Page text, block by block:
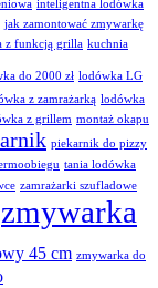
inteligentna lodówka
jak zamontować zmywarkę
z funkcją grilla kuchnia
do 2000 zł lodówka LG
z zamrażarką lodówka
z grillem montaż okapu
piekarnik do pizzy
tania lodówka
zamrażarki szufladowe
zmywarka
45 cm zmywarka do